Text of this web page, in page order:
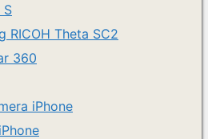
S
RICOH Theta SC2
360
iPhone